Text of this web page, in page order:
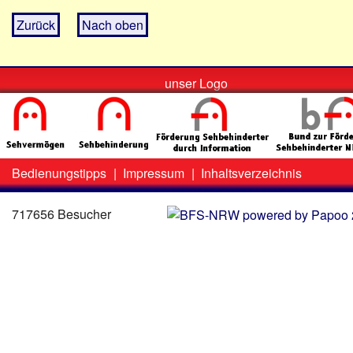
Zurück Nach oben
unser Logo
Zweit-
Menü
Bedienungstipps | Impressum | Inhaltsverzeichnis
717656 Besucher